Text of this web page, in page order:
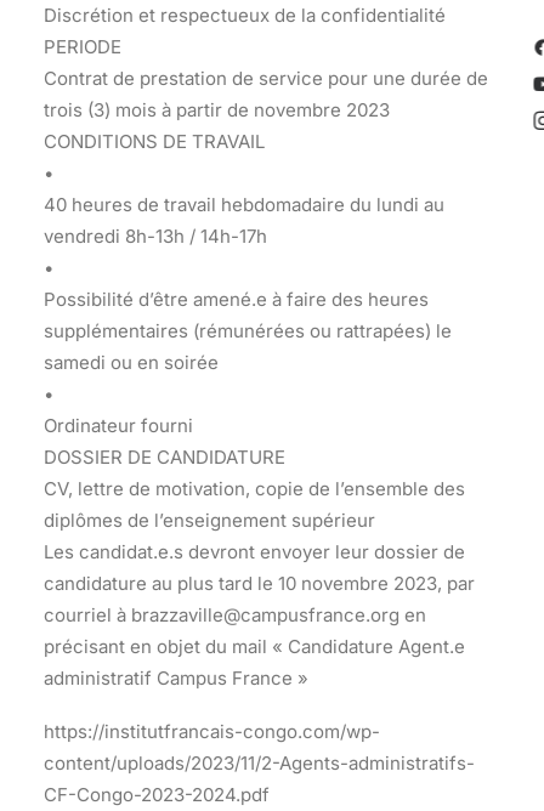
Discrétion et respectueux de la confidentialité
PERIODE
Contrat de prestation de service pour une durée de
trois (3) mois à partir de novembre 2023
CONDITIONS DE TRAVAIL
•
40 heures de travail hebdomadaire du lundi au
vendredi 8h-13h / 14h-17h
•
Possibilité d’être amené.e à faire des heures
supplémentaires (rémunérées ou rattrapées) le
samedi ou en soirée
•
Ordinateur fourni
DOSSIER DE CANDIDATURE
CV, lettre de motivation, copie de l’ensemble des
diplômes de l’enseignement supérieur
Les candidat.e.s devront envoyer leur dossier de
candidature au plus tard le 10 novembre 2023, par
courriel à brazzaville@campusfrance.org en
précisant en objet du mail « Candidature Agent.e
administratif Campus France »
https://institutfrancais-congo.com/wp-
content/uploads/2023/11/2-Agents-administratifs-
CF-Congo-2023-2024.pdf